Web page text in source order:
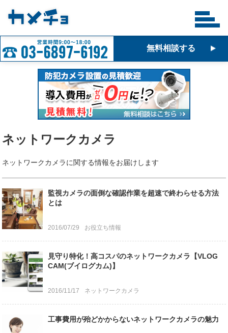
無料相談する
ネットワークカメラ
ネットワークカメラに関する情報をお届けします
監視カメラの面倒な確認作業を超速で終わらせる方法
とは
2016/07/29 お役立ち情報
見守り特化！高コスパのネットワークカメラ【VLOG
CAM(ブイログカム)】
2016/11/17 ネットワークカメラ
工事費用が殆どかからないネットワークカメラの魅力